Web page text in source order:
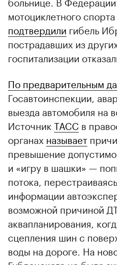
мотоциклетного
подтвердили гибель
пострадавших из
госпитализации
По предварительным
Госавтоинспекции,
выезда автомобиля на
Источник ТАСС в
органах называет
превышение
и «игру в шашки» —
потока,
информации
возможной причиной
аквапланирования,
сцепления шин с
воды на дороге. На